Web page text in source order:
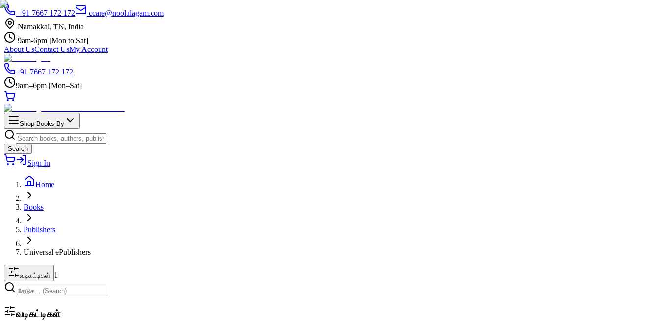
+91 7667 172 172
ccare@noolulagam.com
Namakkal, TN, India
9am-6pm [Mon to Sat]
About UsContact UsMy Account
+91 7667 172 172
9am–6pm [Mon–Sat]
Shop Books By
Search
Sign In
Home
Books
Publishers
Universal ePublishers
வடிகட்டிகள் 1
வடிகட்டிகள்